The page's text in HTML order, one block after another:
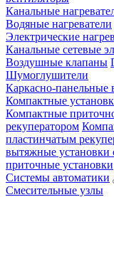
Канальные
Водяные нагреватели
Электрические
Канальные сетевые
Воздушные клапаны
Шумоглушители
Каркасно-панельные
Компактные
Компактные
рекуператором
пластинчатым
вытяжные установки
приточные установки
Системы автоматики
Смесительные узлы